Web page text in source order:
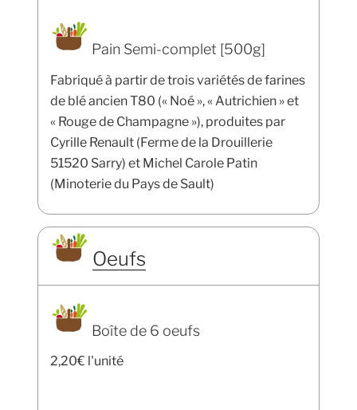
Pain Semi-complet [500g]
Fabriqué à partir de trois variétés de farines
de blé ancien T80 (« Noé », « Autrichien » et
« Rouge de Champagne »), produites par
Cyrille Renault (Ferme de la Drouillerie
51520 Sarry) et Michel Carole Patin
(Minoterie du Pays de Sault)
Oeufs
Boîte de 6 oeufs
2,20€ l'unité